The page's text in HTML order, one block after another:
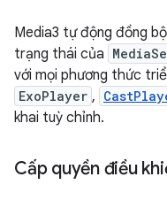
Media3 tự động đồng
trạng thái của
với mọi phương thức
ExoPlayer ,
khai tuỳ chỉnh.
Cấp quyền điều